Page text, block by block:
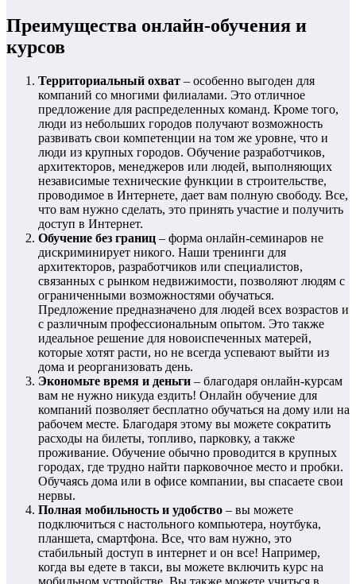
Преимущества онлайн-обучения и
курсов
Территориальный охват – особенно выгоден для
компаний со многими филиалами. Это отличное
предложение для распределенных команд. Кроме того,
люди из небольших городов получают возможность
развивать свои компетенции на том же уровне, что и
люди из крупных городов. Обучение разработчиков,
архитекторов, менеджеров или людей, выполняющих
независимые технические функции в строительстве,
проводимое в Интернете, дает вам полную свободу. Все,
что вам нужно сделать, это принять участие и получить
доступ в Интернет.
Обучение без границ – форма онлайн-семинаров не
дискриминирует никого. Наши тренинги для
архитекторов, разработчиков или специалистов,
связанных с рынком недвижимости, позволяют людям с
ограниченными возможностями обучаться.
Предложение предназначено для людей всех возрастов и
с различным профессиональным опытом. Это также
идеальное решение для новоиспеченных матерей,
которые хотят расти, но не всегда успевают выйти из
дома и реорганизовать день.
Экономьте время и деньги – благодаря онлайн-курсам
вам не нужно никуда ездить! Онлайн обучение для
компаний позволяет бесплатно обучаться на дому или на
рабочем месте. Благодаря этому вы можете сократить
расходы на билеты, топливо, парковку, а также
проживание. Обучение обычно проводится в крупных
городах, где трудно найти парковочное место и пробки.
Обучаясь дома или в офисе компании, вы спасаете свои
нервы.
Полная мобильность и удобство – вы можете
подключиться с настольного компьютера, ноутбука,
планшета, смартфона. Все, что вам нужно, это
стабильный доступ в интернет и он все! Например,
когда вы едете в такси, вы можете включить курс на
мобильном устройстве. Вы также можете учиться в